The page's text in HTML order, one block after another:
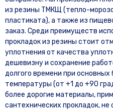
из резины ТМКЩ (тепло-
пластиката), а также из
заказ. Среди преимуществ
прокладок из резины стоит
уплотнения от качества
дешевизну и сохранение
долгого времени при
температуры (от +1 до +90
более дорогие материалы,
сантехнических прокладок,